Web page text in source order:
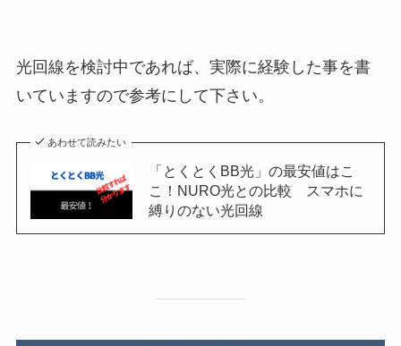
光回線を検討中であれば、実際に経験した事を書
いていますので参考にして下さい。
あわせて読みたい
「とくとくBB光」の最安値はこ
こ！NURO光との比較 スマホに
縛りのない光回線